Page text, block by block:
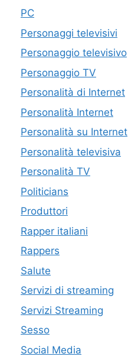
PC
Personaggi televisivi
Personaggio televisivo
Personaggio TV
Personalità di Internet
Personalità Internet
Personalità su Internet
Personalità televisiva
Personalità TV
Politicians
Produttori
Rapper italiani
Rappers
Salute
Servizi di streaming
Servizi Streaming
Sesso
Social Media